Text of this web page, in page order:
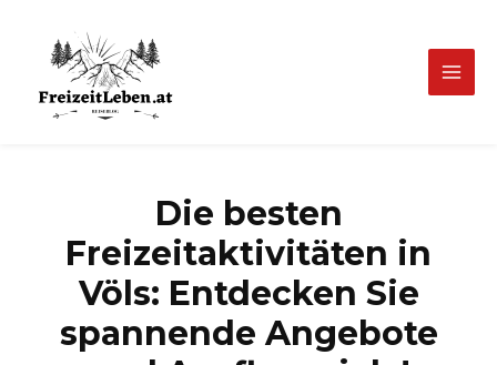
springen
Main
Die besten
Freizeitaktivitäten in
Völs: Entdecken Sie
spannende Angebote